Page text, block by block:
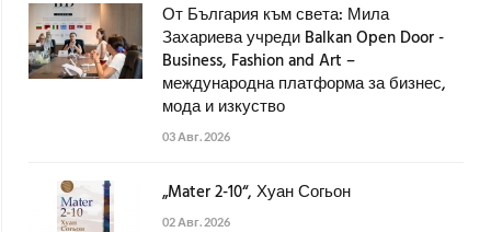
От България към света: Мила
Захариева учреди Balkan Open Door -
Business, Fashion and Art –
международна платформа за бизнес,
мода и изкуство
03 Авг. 2026
„Mater 2-10“, Хуан Согьон
02 Авг. 2026